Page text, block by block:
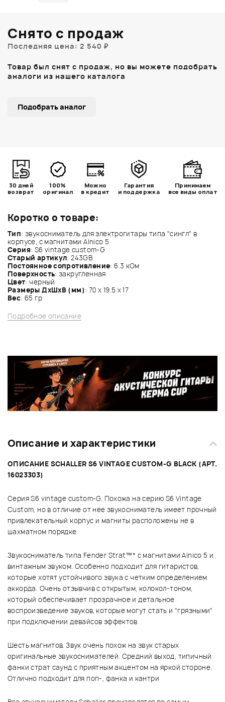
Коротко о товаре:
Тип: звукосниматель для электрогитары типа "сингл" в
корпусе, с магнитами Alnico 5
Серия: S6 vintage custom-G
Старый артикул: 243GB
Постоянное сопротивление: 6.3 кОм
Поверхность: закругленная
Цвет: черный
Размеры ДхШхВ (мм): 70 x 19.5 x 17
Вес: 65 гр
Подробное описание
Снято с продаж
Последняя цена: 2 540 ₽
Товар был снят с продаж, но вы можете подобрать
аналоги из нашего каталога
Подобрать аналог
30 дней
возврат
100%
оригинал
Можно
в кредит
Гарантия
и поддержка
Принимаем
все виды оплат
Описание и характеристики
ОПИСАНИЕ SCHALLER S6 VINTAGE CUSTOM-G BLACK (АРТ.
16023303)
Серия S6 vintage custom-G. Похожа на серию S6 Vintage
Custom, но в отличие от нее звукосниматель имеет прочный
привлекательный корпус и магниты расположены не в
шахматном порядке
Звукосниматель типа Fender Strat™* с магнитами Alnico 5 и
винтажным звуком. Особенно подходит для гитаристов,
которые хотят устойчивого звука с четким определением
аккорда. Очень отзывчив с открытым, колокол-тоном,
который обеспечивает прозрачное и детальное
воспроизведение звуков, которые могут стать и "грязными"
при подключении девайсов эффектов
Шесть магнитов. Звук очень похож на звук старых
оригинальные звукоснимателей. Средний выход, типичный
фанки страт саунд с приятным акцентом на яркой стороне.
Отлично подходит для поп-, фанка и кантри